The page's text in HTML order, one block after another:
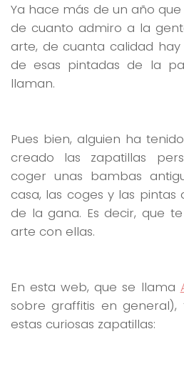
Ya hace más de un año
de cuanto admiro a la
arte, de cuanta calidad
de esas pintadas de la
llaman.
Pues bien, alguien ha
creado las zapatillas
coger unas bambas
casa, las coges y las
de la gana. Es decir, que
arte con ellas.
En esta web, que se llama
sobre graffitis en
estas curiosas zapatillas: